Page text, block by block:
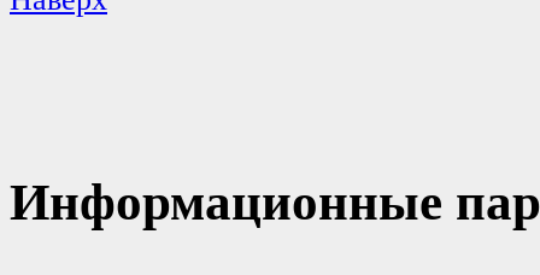
Информационные